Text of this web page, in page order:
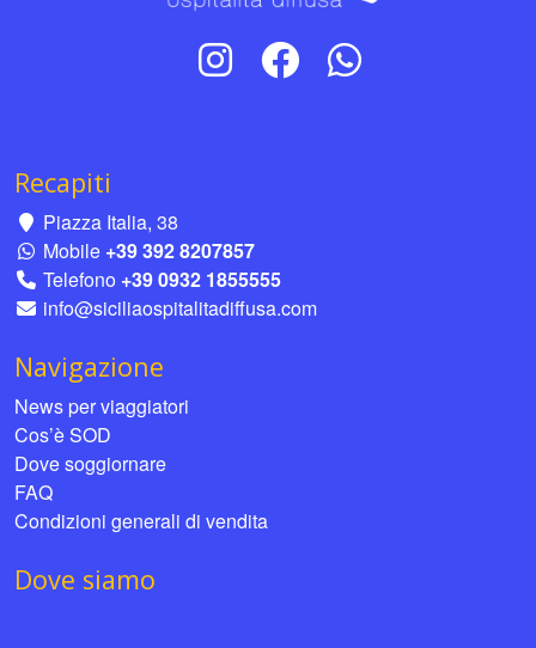
Recapiti
Piazza Italia, 38
Mobile +39 392 8207857
Telefono +39 0932 1855555
info@siciliaospitalitadiffusa.com
Navigazione
News per viaggiatori
Cos’è SOD
Dove soggiornare
FAQ
Condizioni generali di vendita
Dove siamo